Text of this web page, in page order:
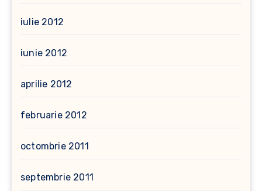
iulie 2012
iunie 2012
aprilie 2012
februarie 2012
octombrie 2011
septembrie 2011